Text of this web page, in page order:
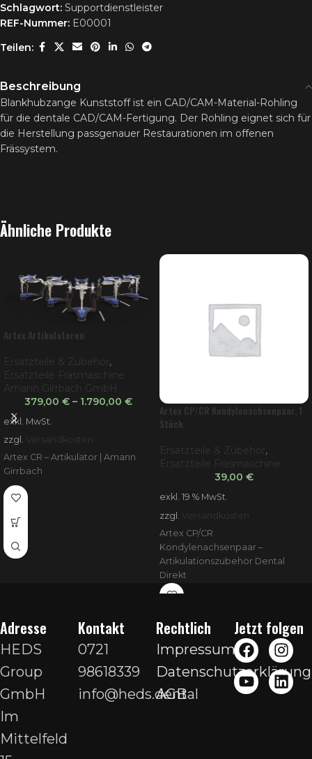
Schlagwort: Supportdienstleister
REF-Nummer: E00001
Teilen:
Beschreibung
Blankhubzange Kunststoff ist ein CAD/CAM-Material-Rohling
für die dentale CAD/CAM-Fertigung. Der Rohling eignet sich für
die Herstellung passgenauer Restaurationen im offenen
Frässystem.
Ähnliche Produkte
Artex Artikulatoren
Ersatzteile & Zubehör ,
Ersatzteile Fräsmaschine
Amann Girrbach GmbH
379,00 €– 1.790,00 €
exkl. MwSt.
zzgl. Versandkosten
Artex CR – Artikulator | Amann
Girrbach
Artex CP/CR Kondylenachsenpaar, 1
Stück
Ersatzteile & Zubehör ,
Ersatzteile Fräsmaschine
39,00 €
exkl. 19 % MwSt.
zzgl.
Versandkosten
Artex CP/CR
Kondylenachsenpaar –
Artikulationszubehör Dental
Direkt
Adresse
HEDS
Group
GmbH
Im
Mittelfeld
Kontakt
0721
98618339
info@heds.dental
Rechtlich
Impressum
Datenschutzerklärung
AGB
Jetzt folgen